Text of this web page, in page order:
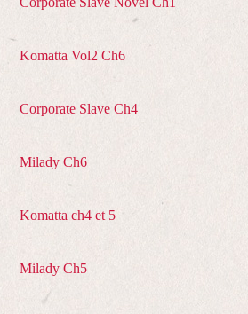
Komatta Vol2 Ch6
Corporate Slave Ch4
Milady Ch6
Komatta ch4 et 5
Milady Ch5